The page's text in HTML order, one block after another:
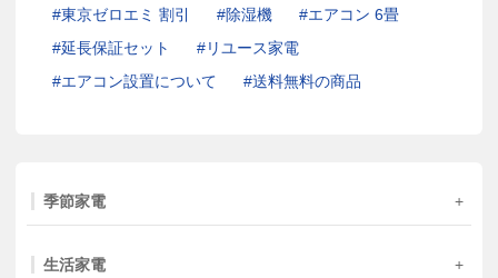
東京ゼロエミ 割引
除湿機
エアコン 6畳
延長保証セット
リユース家電
エアコン設置について
送料無料の商品
季節家電
生活家電